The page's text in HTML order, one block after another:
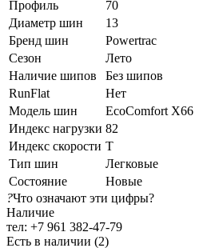
Профиль
70
Диаметр шин
13
Бренд шин
Powertrac
Сезон
Лето
Наличие шипов
Без шипов
RunFlat
Нет
Модель шин
EcoComfort X66
Индекс нагрузки 82
Индекс скорости T
Тип шин
Легковые
Состояние
Новые
?Что означают эти цифры?
Наличие
тел: +7 961 382-47-79
Есть в наличии (2)